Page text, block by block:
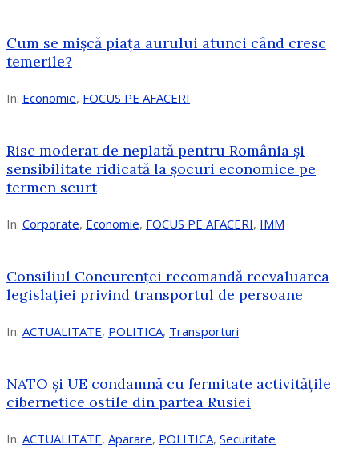
Cum se mișcă piața aurului atunci când cresc
temerile?
In: Economie, FOCUS PE AFACERI
Risc moderat de neplată pentru România și
sensibilitate ridicată la șocuri economice pe
termen scurt
In: Corporate, Economie, FOCUS PE AFACERI, IMM
Consiliul Concurenței recomandă reevaluarea
legislației privind transportul de persoane
In: ACTUALITATE, POLITICA, Transporturi
NATO și UE condamnă cu fermitate activitățile
cibernetice ostile din partea Rusiei
In: ACTUALITATE, Aparare, POLITICA, Securitate